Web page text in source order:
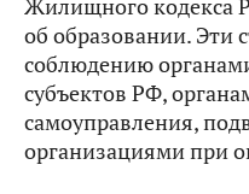
Жилищного кодекса
об образовании. Эти
соблюдению
субъектов РФ,
самоуправления,
организациями при